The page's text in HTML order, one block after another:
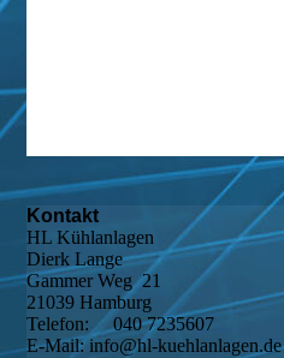
Kontakt
HL Kühlanlagen
Dierk Lange
Gammer Weg 21
21039 Hamburg
Telefon: 040 7235607
E-Mail: info@hl-kuehlanlagen.de